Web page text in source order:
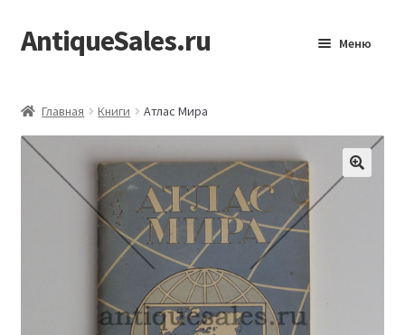
Перейти
к
Перейти
к
AntiqueSales.ru Меню
Главная Книги Атлас Мира